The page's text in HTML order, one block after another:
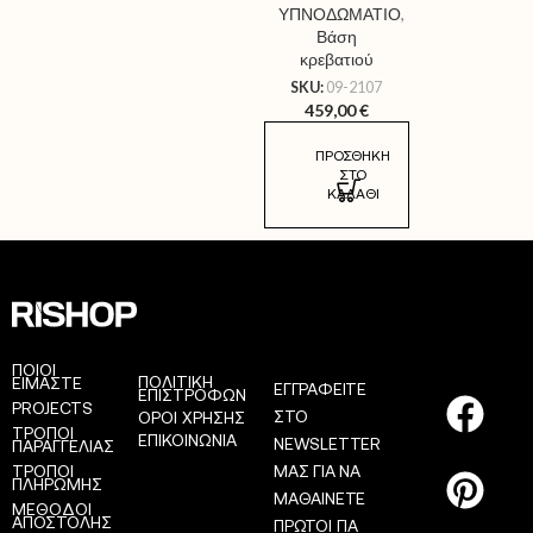
ΥΠΝΟΔΩΜΑΤΙΟ,
Βάση
κρεβατιού
SKU: 09-2107
459,00€
ΠΡΟΣΘΉΚΗ
ΣΤΟ
ΚΑΛΆΘΙ
ΠΟΙΟΙ
ΕΙΜΑΣΤΕ
PROJECTS
ΤΡΟΠΟΙ
ΠΑΡΑΓΓΕΛΙΑΣ
ΤΡΟΠΟΙ
ΠΛΗΡΩΜΗΣ
ΜΕΘΟΔΟΙ
ΑΠΟΣΤΟΛΗΣ
ΠΟΛΙΤΙΚΗ
ΕΠΙΣΤΡΟΦΩΝ
ΟΡΟΙ ΧΡΗΣΗΣ
ΕΠΙΚΟΙΝΩΝΙΑ
ΕΓΓΡΑΦΕΙΤΕ
ΣΤΟ
NEWSLETTER
ΜΑΣ ΓΙΑ ΝΑ
ΜΑΘΑΙΝΕΤΕ
ΠΡΩΤΟΙ ΓΙΑ